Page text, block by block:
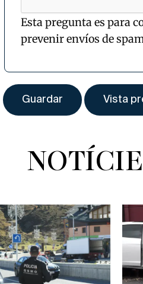
Esta pregunta es para
prevenir envíos de